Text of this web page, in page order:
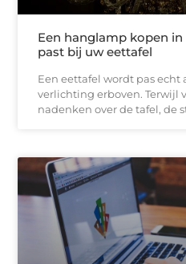
Een hanglamp kopen
past bij uw eettafel
Een eettafel wordt pas echt
verlichting erboven. Terwijl
nadenken over de tafel, de